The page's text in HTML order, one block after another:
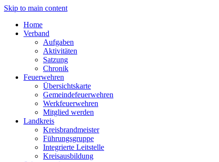
Skip to main content
Home
Verband
Aufgaben
Aktivitäten
Satzung
Chronik
Feuerwehren
Übersichtskarte
Gemeindefeuerwehren
Werkfeuerwehren
Mitglied werden
Landkreis
Kreisbrandmeister
Führungsgruppe
Integrierte Leitstelle
Kreisausbildung